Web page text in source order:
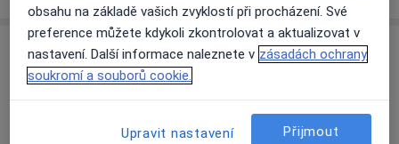
Ceník
Informace o službách a cenách nejsou k dispozici
Tento specialista ještě nepřidával žádné informace o
svých službách.
obsahu na základě vašich zvyklostí při procházení. Své
preference můžete kdykoli zkontrolovat a aktualizovat v
nastavení. Další informace naleznete v zásadách ochrany
soukromí a souborů cookie.
Upravit nastavení Přijmout